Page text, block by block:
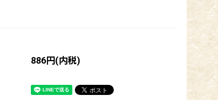
886円(内税)